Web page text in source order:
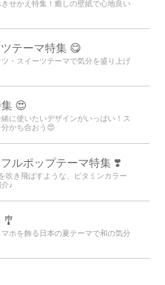
せかえ特集！癒しの壁紙で心地良い
テーマ特集 😋
・スイーツテーマで気分を盛り上げ
😍
に使いたいデザインがいっぱい！ス
かち合おう😍
ルポップテーマ特集 ❣️
吹き飛ばすような、ビタミンカラー
♪
ホを飾る日本の夏テーマで和の気分